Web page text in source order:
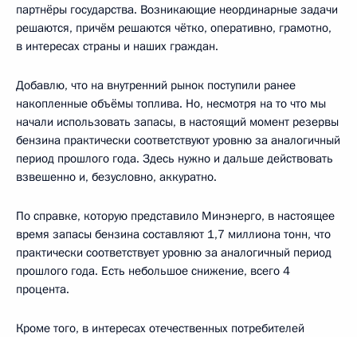
партнёры государства. Возникающие неординарные задачи
решаются, причём решаются чётко, оперативно, грамотно,
в интересах страны и наших граждан.
Добавлю, что на внутренний рынок поступили ранее
накопленные объёмы топлива. Но, несмотря на то что мы
начали использовать запасы, в настоящий момент резервы
бензина практически соответствуют уровню за аналогичный
период прошлого года. Здесь нужно и дальше действовать
взвешенно и, безусловно, аккуратно.
По справке, которую представило Минэнерго, в настоящее
время запасы бензина составляют 1,7 миллиона тонн, что
практически соответствует уровню за аналогичный период
прошлого года. Есть небольшое снижение, всего 4
процента.
Кроме того, в интересах отечественных потребителей